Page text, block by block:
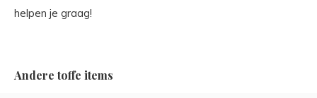
helpen je graag!
Andere toffe items